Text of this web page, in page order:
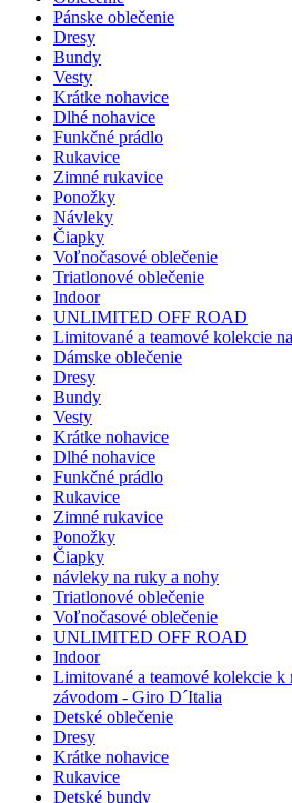
Pánske oblečenie
Dresy
Bundy
Vesty
Krátke nohavice
Dlhé nohavice
Funkčné prádlo
Rukavice
Zimné rukavice
Ponožky
Návleky
Čiapky
Voľnočasové oblečenie
Triatlonové oblečenie
Indoor
UNLIMITED OFF ROAD
Limitované a teamové kolekcie
Dámske oblečenie
Dresy
Bundy
Vesty
Krátke nohavice
Dlhé nohavice
Funkčné prádlo
Rukavice
Zimné rukavice
Ponožky
Čiapky
návleky na ruky a nohy
Triatlonové oblečenie
Voľnočasové oblečenie
UNLIMITED OFF ROAD
Indoor
Limitované a teamové kolekcie k
závodom - Giro D´Italia
Detské oblečenie
Dresy
Krátke nohavice
Rukavice
Detské bundy